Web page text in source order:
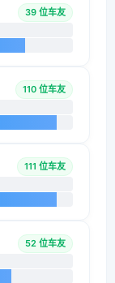
39 位车友
110 位车友
111 位车友
52 位车友